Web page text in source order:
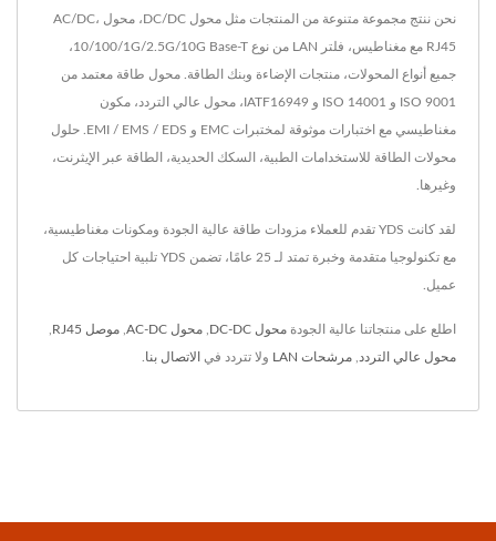
نحن ننتج مجموعة متنوعة من المنتجات مثل محول DC/DC، محول AC/DC،
RJ45 مع مغناطيس، فلتر LAN من نوع 10/100/1G/2.5G/10G Base-T،
جميع أنواع المحولات، منتجات الإضاءة وبنك الطاقة. محول طاقة معتمد من
ISO 9001 و ISO 14001 و IATF16949، محول عالي التردد، مكون
مغناطيسي مع اختبارات موثوقة لمختبرات EMC و EMI / EMS / EDS. حلول
محولات الطاقة للاستخدامات الطبية، السكك الحديدية، الطاقة عبر الإيثرنت،
وغيرها.
لقد كانت YDS تقدم للعملاء مزودات طاقة عالية الجودة ومكونات مغناطيسية،
مع تكنولوجيا متقدمة وخبرة تمتد لـ 25 عامًا، تضمن YDS تلبية احتياجات كل
عميل.
اطلع على منتجاتنا عالية الجودة محول DC-DC محول AC-DC موصل RJ45
محول عالي التردد مرشحات LAN ولا تتردد في الاتصال بنا